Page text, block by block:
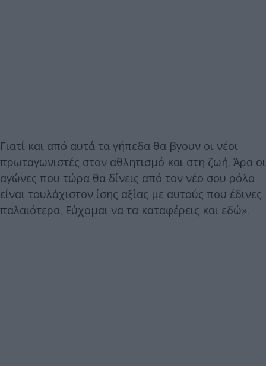
Γιατί και από αυτά τα γήπεδα θα βγουν οι νέοι
πρωταγωνιστές στον αθλητισμό και στη ζωή. Άρα οι
αγώνες που τώρα θα δίνεις από τον νέο σου ρόλο
είναι τουλάχιστον ίσης αξίας με αυτούς που έδινες
παλαιότερα. Εύχομαι να τα καταφέρεις και εδώ».